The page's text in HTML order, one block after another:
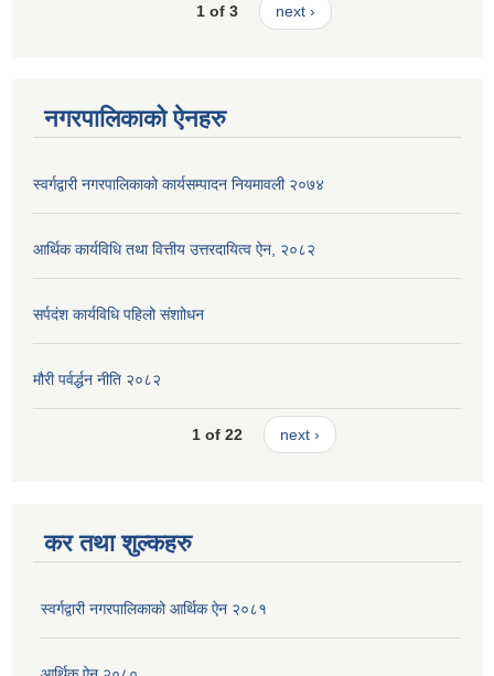
1 of 3 next ›
नगरपालिकाको ऐनहरु
स्वर्गद्वारी नगरपालिकाको कार्यसम्पादन नियमावली २०७४
आर्थिक कार्यविधि तथा वित्तीय उत्तरदायित्व ऐन, २०८२
सर्पदंश कार्यविधि पहिलो संशाोधन
मौरी पर्वर्द्धन नीति २०८२
1 of 22 next ›
कर तथा शुल्कहरु
स्वर्गद्वारी नगरपालिकाको आर्थिक ऐन २०८१